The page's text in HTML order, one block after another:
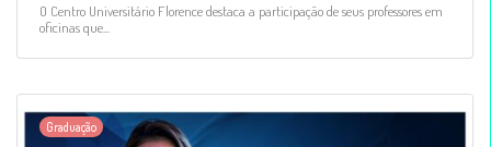
O Centro Universitário Florence destaca a participação de seus professores em
oficinas que...
Graduação